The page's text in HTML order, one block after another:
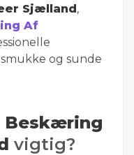
Sjælland,
Af
og sunde
Beskæring
vigtig?